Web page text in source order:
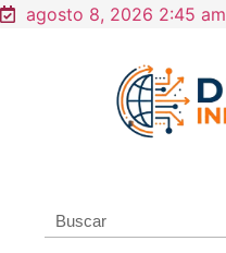
agosto 8, 2026 2:45 am